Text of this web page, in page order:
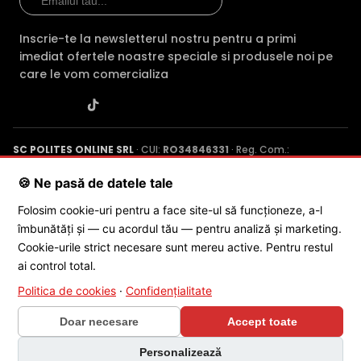
care nu sunt incluse in pachetul standard al produsului. Acestea pot fi
contractuala. Va stam oricand la dispozitie pentru eventuale clarificari.
Compara cu produse asemanatoare
Tabel comparativ generat automat pe baza categoriei si
Caracteristica
2CE76D0T-ITMFS
Pret
112 lei
Rezolutie
Vedere
noaptea
IR 30m IR 30m
mic
Inscrie-te la newsletterul nostru pentru a primi
imediat ofertele noastre speciale si produsele noi pe
care le vom comercializa
SC POLITES ONLINE SRL · CUI: RO34846331 · Reg. Com.:
Poenaru, Nr. 1, Craiova, Jud. Dolj ·
© 2026 SC POLITES ONLINE SRL
🍪 Ne pasă de datele tale
Folosim cookie-uri pentru a face site-ul să funcționeze, a-l
îmbunătăți și — cu acordul tău — pentru analiză și marketing.
Cookie-urile strict necesare sunt mereu active. Pentru restul
ai control total.
Politica de cookies · Confidențialitate
Doar necesare
Personalizează
Accept toate